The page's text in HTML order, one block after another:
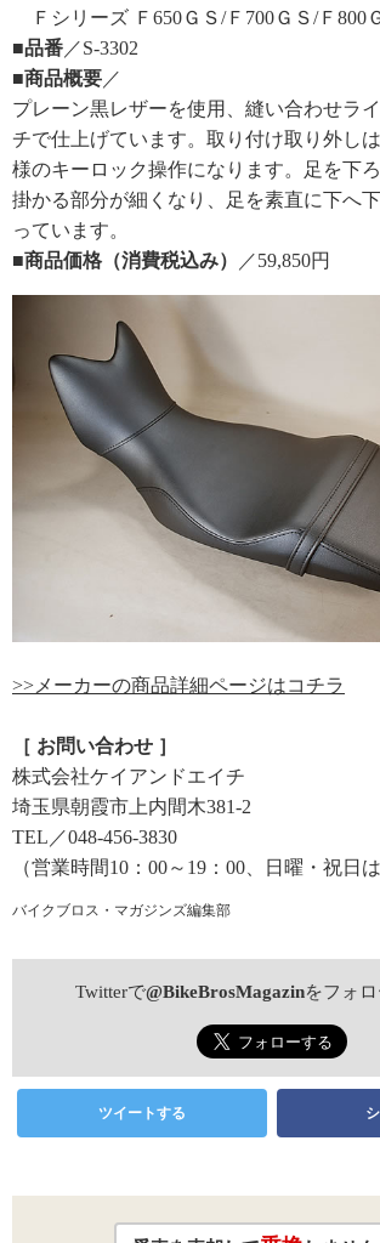
Ｆシリーズ Ｆ650ＧＳ/Ｆ700ＧＳ/Ｆ800
■品番 ／S-3302
■商品概要 ／
プレーン黒レザーを使用、縫い合わせラ
チで仕上げています。取り付け取り外し
様のキーロック操作になります。足を下
掛かる部分が細くなり、足を素直に下へ
っています。
■商品価格（消費税込み）
／59,850円
>>メーカーの商品詳細ページはコチラ
［ お問い合わせ ］
株式会社ケイアンドエイチ
埼玉県朝霞市上内間木381-2
TEL／048-456-3830
（営業時間10：00～19：00、日曜・祝日は
バイクブロス・マガジンズ編集部
Twitterで@BikeBrosMagazinをフォ
ツイートする